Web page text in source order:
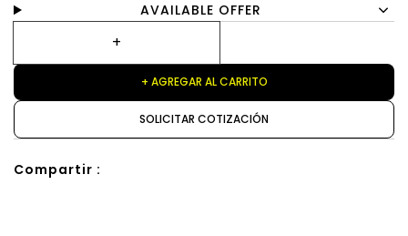
AVAILABLE OFFER
+ AGREGAR AL CARRITO
SOLICITAR COTIZACIÓN
Compartir :